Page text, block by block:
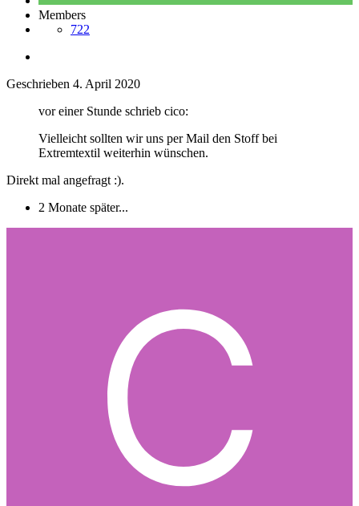
Members
722
Geschrieben 4. April 2020
vor einer Stunde schrieb cico:
Vielleicht sollten wir uns per Mail den Stoff bei
Extremtextil weiterhin wünschen.
Direkt mal angefragt :).
2 Monate später...